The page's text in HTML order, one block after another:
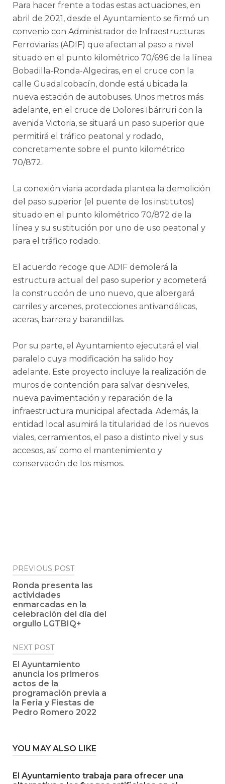
Para hacer frente a todas estas actuaciones, en
abril de 2021, desde el Ayuntamiento se firmó un
convenio con Administrador de Infraestructuras
Ferroviarias (ADIF) que afectan al paso a nivel
situado en el punto kilométrico 70/696 de la línea
Bobadilla-Ronda-Algeciras, en el cruce con la
calle Guadalcobacín, donde está ubicada la
nueva estación de autobuses. Unos metros más
adelante, en el cruce de Dolores Ibárruri con la
avenida Victoria, se situará un paso superior que
permitirá el tráfico peatonal y rodado,
concretamente sobre el punto kilométrico
70/872.
La conexión viaria acordada plantea la demolición
del paso superior (el puente de los institutos)
situado en el punto kilométrico 70/872 de la
línea y su sustitución por uno de uso peatonal y
para el tráfico rodado.
El acuerdo recoge que ADIF demolerá la
estructura actual del paso superior y acometerá
la construcción de uno nuevo, que albergará
carriles y arcenes, protecciones antivandálicas,
aceras, barrera y barandillas.
Por su parte, el Ayuntamiento ejecutará el vial
paralelo cuya modificación ha salido hoy
adelante. Este proyecto incluye la realización de
muros de contención para salvar desniveles,
nueva pavimentación y reparación de la
infraestructura municipal afectada. Además, la
entidad local asumirá la titularidad de los nuevos
viales, cerramientos, el paso a distinto nivel y sus
accesos, así como el mantenimiento y
conservación de los mismos.
Post
navigation
PREVIOUS POST
Ronda presenta las
actividades
enmarcadas en la
celebración del día del
orgullo LGTBIQ+
NEXT POST
El Ayuntamiento
anuncia los primeros
actos de la
programación previa a
la Feria y Fiestas de
Pedro Romero 2022
YOU MAY ALSO LIKE
El Ayuntamiento trabaja para ofrecer una